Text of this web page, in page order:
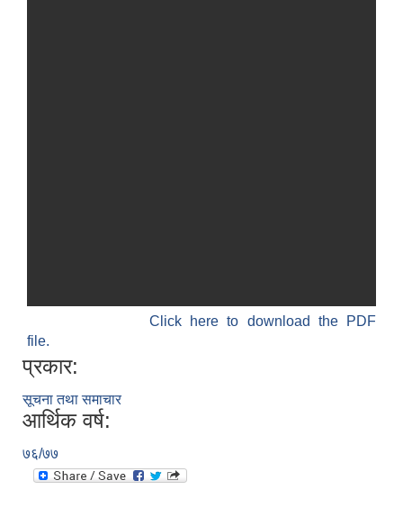
Click here to download the PDF
file.
प्रकार:
सूचना तथा समाचार
आर्थिक वर्ष:
७६/७७